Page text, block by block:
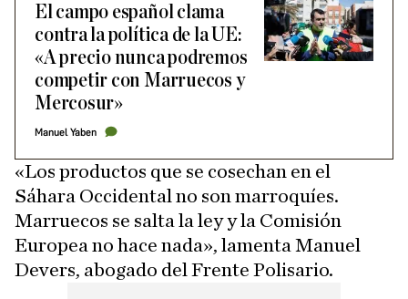
El campo español clama
contra la política de la UE:
«A precio nunca podremos
competir con Marruecos y
Mercosur»
Manuel Yaben
«Los productos que se cosechan en el
Sáhara Occidental no son marroquíes.
Marruecos se salta la ley y la Comisión
Europea no hace nada», lamenta Manuel
Devers, abogado del Frente Polisario.